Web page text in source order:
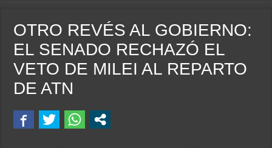
OTRO REVÉS AL GOBIERNO:
EL SENADO RECHAZÓ EL
VETO DE MILEI AL REPARTO
DE ATN